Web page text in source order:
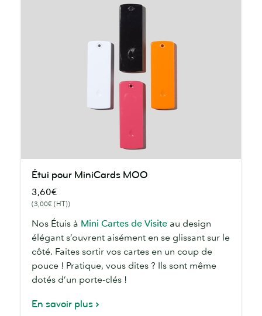
pour
MiniCards
MOO
Étui pour MiniCards MOO
3,60€
(3,00€ (HT))
Nos Étuis à Mini Cartes de Visite au design
élégant s’ouvrent aisément en se glissant sur le
côté. Faites sortir vos cartes en un coup de
pouce ! Pratique, vous dites ? Ils sont même
dotés d’un porte-clés !
En savoir plus